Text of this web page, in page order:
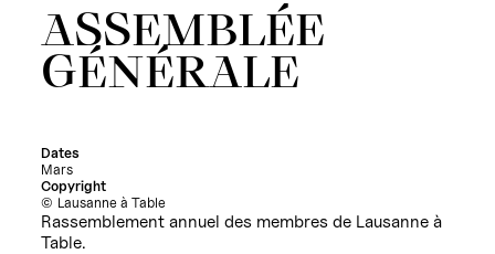
ASSEMBLÉE
GÉNÉRALE
Dates
Mars
Copyright
Lausanne à Table
Rassemblement annuel des membres de Lausanne à
Table.